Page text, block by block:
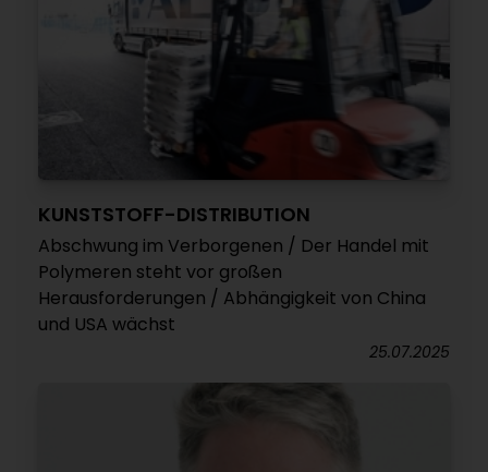
KUNSTSTOFF-DISTRIBUTION
Abschwung im Verborgenen / Der Handel mit
Polymeren steht vor großen
Herausforderungen / Abhängigkeit von China
und USA wächst
25.07.2025